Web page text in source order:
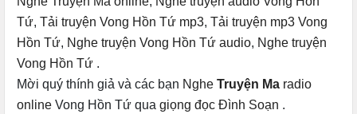
Tứ, Tải truyện Vong Hồn Tứ mp3, Tải truyện mp3 Vong
Hồn Tứ, Nghe truyện Vong Hồn Tứ audio, Nghe truyện
Vong Hồn Tứ .
Mời quý thính giả và các bạn Nghe Truyện Ma radio
online Vong Hồn Tứ qua giọng đọc Đình Soạn .